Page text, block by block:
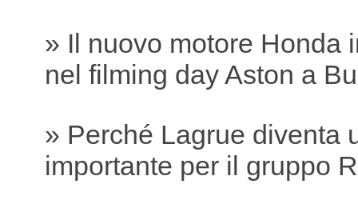
» Il nuovo motore Honda
nel filming day Aston a
» Perché Lagrue diventa
importante per il gruppo